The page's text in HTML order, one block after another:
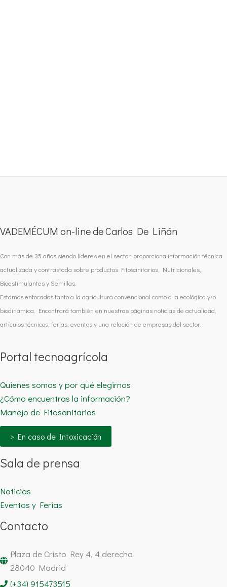
VADEMÉCUM on-line de Carlos De Liñán
Con más de 35 años siendo líderes en el sector, proporciona información técnica
actualizada y contrastada sobre productos Fitosanitarios, Nutricionales,
Bioestimulantes y Semillas.
Estamos enfocados tanto a la agricultura convencional como a la ecológica y/o
biodinámica. Encontrará también en nuestras páginas noticias de actualidad,
artículos técnicos, ferias, eventos y una relación de empresas del sector.
Portal tecnoagrícola
Quienes somos y por qué elegirnos
¿Cómo encuentras la información?
Manejo de Fitosanitarios
> En caso de Intoxicación
Sala de prensa
Noticias
Eventos y Ferias
Contacto
Plaza de Cristo Rey 4, 4 derecha
28040 Madrid
(+34) 915473515